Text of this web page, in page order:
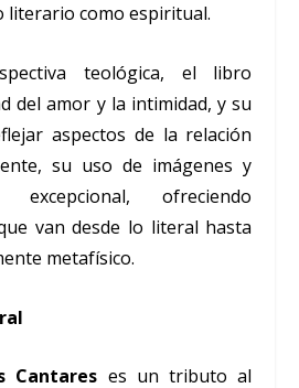
literario como espiritual.
teológica, el libro
del amor y la intimidad, y su
aspectos de la relación
su uso de imágenes y
ofreciendo
van desde lo literal hasta
metafísico.
Cantares es un tributo al